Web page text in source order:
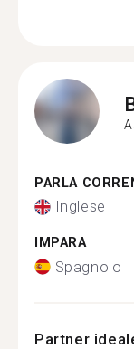
PARLA
Inglese
IMPARA
Spagnolo
Partner